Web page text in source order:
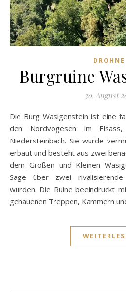
DROHNE
Burgruine
30. August
Die Burg Wasigenstein ist eine faszinierende Burgruine in
den Nordvogesen im
Niedersteinbach. Sie wurde
erbaut und besteht aus zwei
dem Großen und Kleinen
Sage über zwei
wurden. Die Ruine beeindruckt
gehauenen Treppen, Kammern